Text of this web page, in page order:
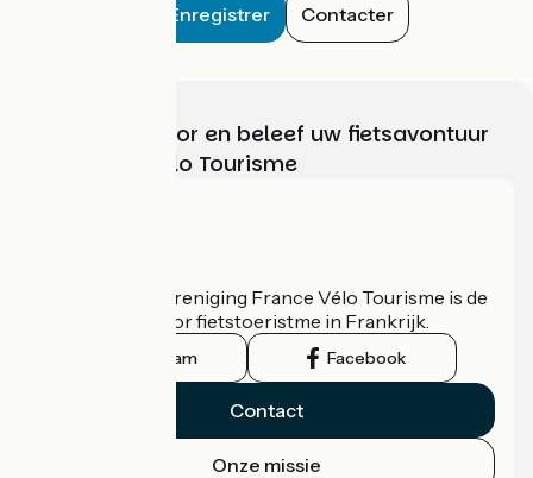
Enregistrer Contacter
Kies, bereid voor en beleef uw fietsavontuur
met France Vélo Tourisme
De nationale vereniging France Vélo Tourisme is de
officiële gids voor fietstoeristme in Frankrijk.
Instagram Facebook
Contact
Onze missie